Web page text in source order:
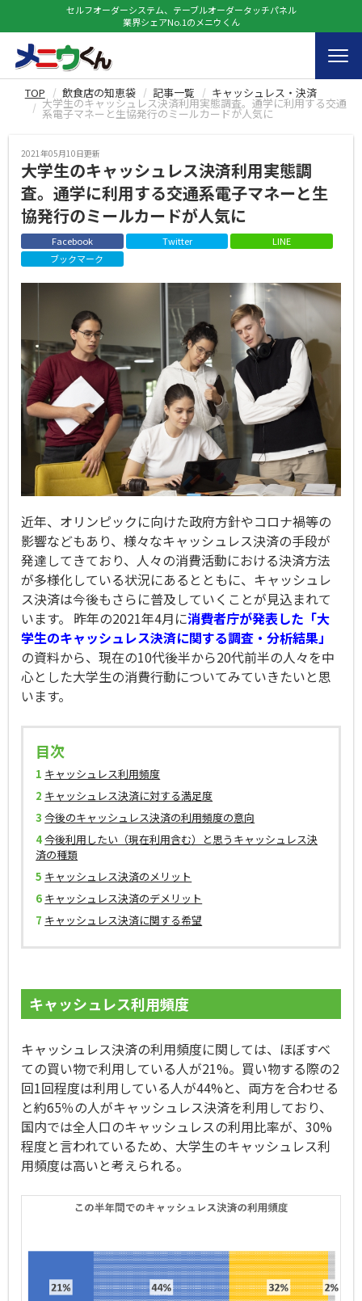
セルフオーダーシステム、テーブルオーダータッチパネル
業界シェアNo.1のメニウくん
TOP 飲食店の知恵袋 記事一覧 キャッシュレス・決済
大学生のキャッシュレス決済利用実態調査。通学に利用する交通
系電子マネーと生協発行のミールカードが人気に
2021年05月10日更新
大学生のキャッシュレス決済利用実態調
査。通学に利用する交通系電子マネーと生
協発行のミールカードが人気に
Facebook Twitter
LINE
ブックマーク
近年、オリンピックに向けた政府方針やコロナ禍等の
影響などもあり、様々なキャッシュレス決済の手段が
発達してきており、人々の消費活動における決済方法
が多様化している状況にあるとともに、キャッシュレ
ス決済は今後もさらに普及していくことが見込まれて
います。 昨年の2021年4月に消費者庁が発表した「大
学生のキャッシュレス決済に関する調査・分析結果」
の資料から、現在の10代後半から20代前半の人々を中
心とした大学生の消費行動についてみていきたいと思
います。
目次
1 キャッシュレス利用頻度
2 キャッシュレス決済に対する満足度
3 今後のキャッシュレス決済の利用頻度の意向
4今後利用したい（現在利用含む）と思うキャッシュレス決
済の種類
5 キャッシュレス決済のメリット
6 キャッシュレス決済のデメリット
7 キャッシュレス決済に関する希望
キャッシュレス利用頻度
キャッシュレス決済の利用頻度に関しては、ほぼすべ
ての買い物で利用している人が21%。買い物する際の2
回1回程度は利用している人が44%と、両方を合わせる
と約65％の人がキャッシュレス決済を利用しており、
国内では全人口のキャッシュレスの利用比率が、30%
程度と言われているため、大学生のキャッシュレス利
用頻度は高いと考えられる。